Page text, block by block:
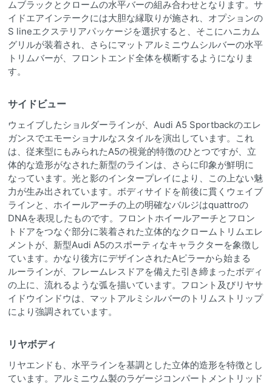
ムブラックとクロームの水平バーの組み合わせとなります。サ
イドエアインテークには大胆な縁取りが施され、オプションの
S lineエクステリアパッケージを選択すると、そこにハニカム
グリルが装着され、さらにマットアルミニウムシルバーの水平
トリムバーが、フロントエンド全体を横断するようになりま
す。
サイドビュー
ウェイブしたショルダーラインが、Audi A5 Sportbackのエレ
ガンスでエモーショナルなスタイルを演出しています。これ
は、従来型にもみられたA5の視覚的特徴のひとつですが、立
体的な造形がなされた新型のラインは、さらに印象が鮮明に
なっています。光と影のインタープレイにより、この上ない魅
力が生み出されています。ボディサイドを前後に貫くウェイブ
ラインと、ホイールアーチの上の明確なバルジはquattroの
DNAを表現したものです。フロントホイールアーチとフロン
トドアをつなぐ部分に装着された立体的なクロームトリムエレ
メントが、新型Audi A5のスポーティなキャラクターを象徴し
ています。かなり後方にデザインされたAピラーから始まる
ルーラインが、フレームレスドアを備えた引き締まったボディ
の上に、流れるような弧を描いています。フロント及びリヤサ
イドウインドウは、マットアルミシルバーのトリムストリップ
により強調されています。
リヤボディ
リヤエンドも、水平ラインを基調とした立体的造形を特徴とし
ています。アルミニウム製のラゲージコンパートメントリッド